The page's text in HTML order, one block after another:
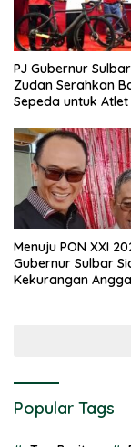
PJ Gubernur
Zudan Serahkan
Sepeda untuk
Menuju PON XXI
Gubernur Sulbar
Kekurangan
Popular Tags